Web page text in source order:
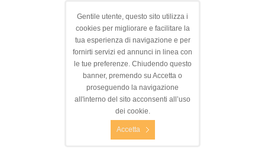
Gentile utente, questo sito utilizza i
cookies per migliorare e facilitare la
tua esperienza di navigazione e per
fornirti servizi ed annunci in linea con
le tue preferenze. Chiudendo questo
banner, premendo su Accetta o
proseguendo la navigazione
all'interno del sito acconsenti all’uso
dei cookie.
Accetta